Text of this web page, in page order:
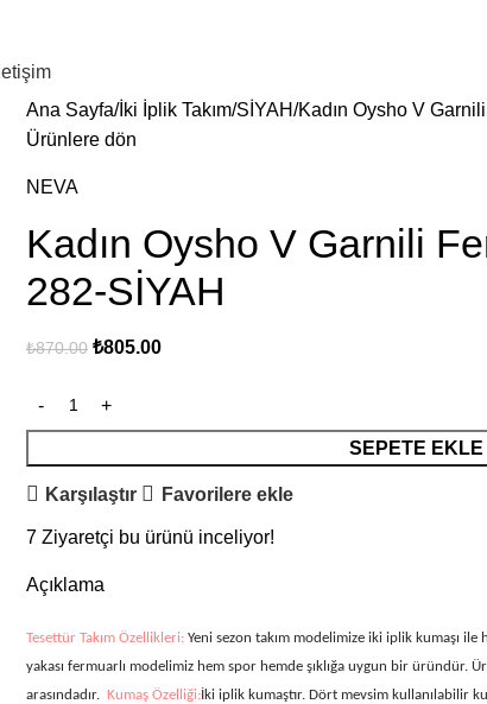
İletişim
Ana Sayfa İki İplik Takım SİYAH Kadın Oysho V
Ürünlere dön
NEVA
Kadın Oysho V Garnili
282-SİYAH
₺870.00 ₺805.00
SEPETE EKLE
Karşılaştır Favorilere ekle
7 Ziyaretçi bu ürünü inceliyor!
Açıklama
Tesettür Takım Özellikleri: Yeni sezon takım modelimize iki iplik kumaşı ile
yakası fermuarlı modelimiz hem spor hemde şıklığa uygun bir üründür.
arasındadır. Kumaş Özelliği:İki iplik kumaştır. Dört mevsim kullanılabilir